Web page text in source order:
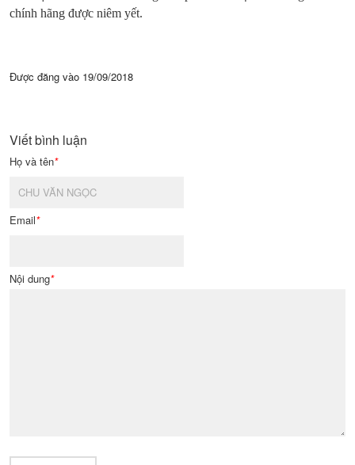
chính hãng được niêm yết.
Được đăng vào 19/09/2018
Viết bình luận
Họ và tên*
Email*
Nội dung*